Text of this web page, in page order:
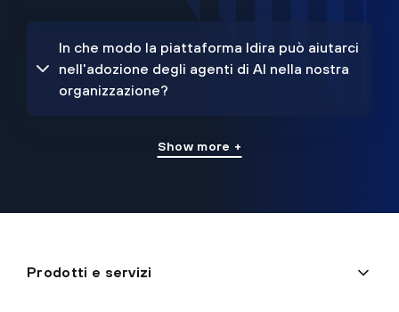
In che modo la piattaforma Idira può aiutarci
nell'adozione degli agenti di AI nella nostra
organizzazione?
Show more +
Prodotti e servizi